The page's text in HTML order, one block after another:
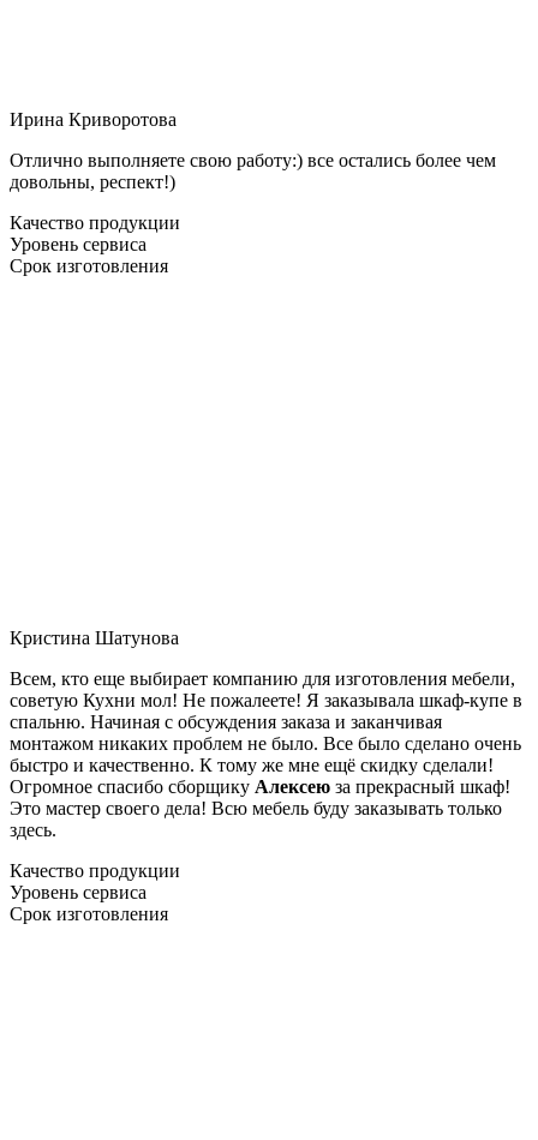
Ирина Криворотова
Отлично выполняете свою работу:) все остались более чем
довольны, респект!)
Качество продукции
Уровень сервиса
Срок изготовления
Кристина Шатунова
Всем, кто еще выбирает компанию для изготовления мебели,
советую Кухни мол! Не пожалеете! Я заказывала шкаф-купе в
спальню. Начиная с обсуждения заказа и заканчивая
монтажом никаких проблем не было. Все было сделано очень
быстро и качественно. К тому же мне ещё скидку сделали!
Огромное спасибо сборщику Алексею за прекрасный шкаф!
Это мастер своего дела! Всю мебель буду заказывать только
здесь.
Качество продукции
Уровень сервиса
Срок изготовления